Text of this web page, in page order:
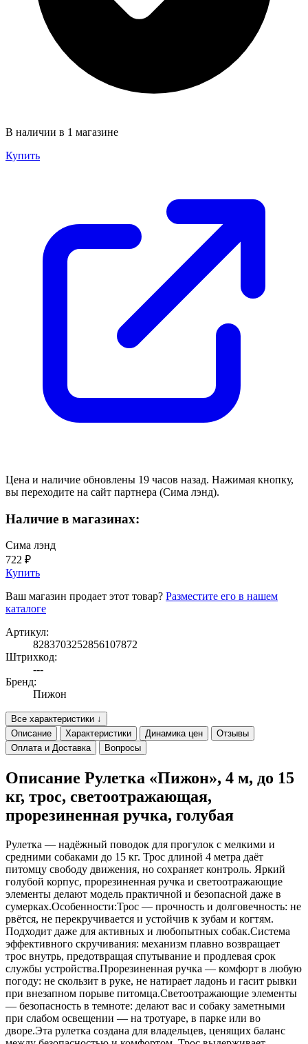
В наличии в 1 магазине
Купить
Цена и наличие обновлены 19 часов назад. Нажимая кнопку,
вы переходите на сайт партнера (Сима лэнд).
Наличие в магазинах:
Сима лэнд
722 ₽
Купить
Ваш магазин продает этот товар? Разместите его в нашем
каталоге
Артикул:
8283703252856107872
Штрихкод:
---
Бренд:
Пижон
Все характеристики ↓
Описание
Характеристики Динамика цен
Отзывы
Оплата и Доставка
Вопросы
Описание Рулетка «Пижон», 4 м, до 15
кг, трос, светоотражающая,
прорезиненная ручка, голубая
Рулетка — надёжный поводок для прогулок с мелкими и
средними собаками до 15 кг. Трос длиной 4 метра даёт
питомцу свободу движения, но сохраняет контроль. Яркий
голубой корпус, прорезиненная ручка и светоотражающие
элементы делают модель практичной и безопасной даже в
сумерках.Особенности:Трос — прочность и долговечность: не
рвётся, не перекручивается и устойчив к зубам и когтям.
Подходит даже для активных и любопытных собак.Система
эффективного скручивания: механизм плавно возвращает
трос внутрь, предотвращая спутывание и продлевая срок
службы устройства.Прорезиненная ручка — комфорт в любую
погоду: не скользит в руке, не натирает ладонь и гасит рывки
при внезапном порыве питомца.Светоотражающие элементы
— безопасность в темноте: делают вас и собаку заметными
при слабом освещении — на тротуаре, в парке или во
дворе.Эта рулетка созданa для владельцев, ценящих баланс